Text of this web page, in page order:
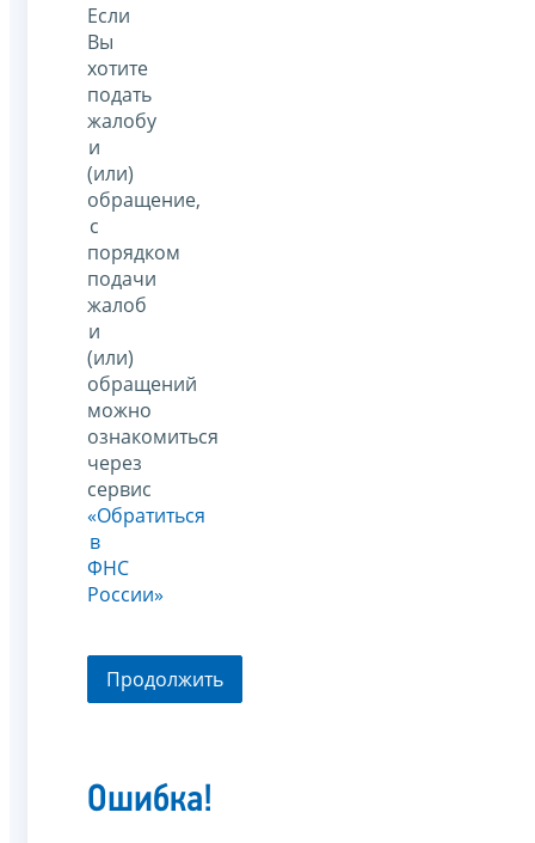
Если
Вы
хотите
подать
жалобу
и
(или)
обращение,
с
порядком
подачи
жалоб
и
(или)
обращений
можно
ознакомиться
через
сервис
«Обратиться
в
ФНС
России»
Продолжить
Ошибка!